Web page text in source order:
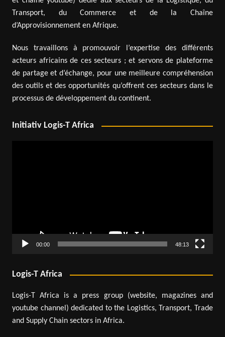
Transport, du Commerce et de la Chaîne
d’Approvisionnement en Afrique.
Nous travaillons à promouvoir l’expertise des différents
acteurs africains de ces secteurs ; et servons de plateforme
de partage et d’échange, pour une meilleure compréhension
des outils et des opportunités qu’offrent ces secteurs dans le
processus de développement du continent.
Initiativ Logis-T Africa
00:00 48:13
Logis-T Africa
Logis-T Africa is a press group (website, magazines and
youtube channel) dedicated to the Logistics, Transport, Trade
and Supply Chain sectors in Africa.